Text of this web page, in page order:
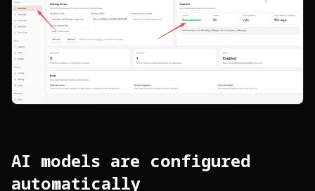
AI models are configured
automatically